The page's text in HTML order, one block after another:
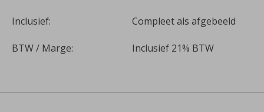
Inclusief: Compleet als afgebeeld
BTW / Marge: Inclusief 21% BTW